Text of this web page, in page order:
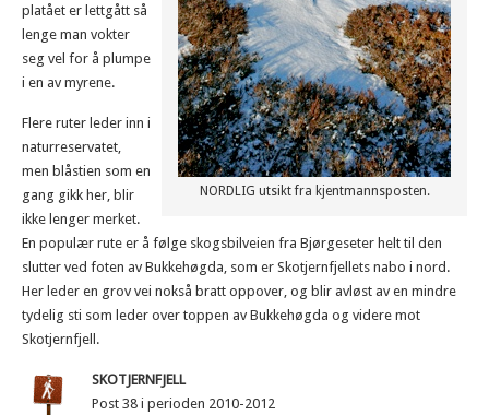
NORDLIG utsikt fra kjentmannsposten.
platået er lettgått så
lenge man vokter
seg vel for å plumpe
i en av myrene.
Flere ruter leder inn i
naturreservatet,
men blåstien som en
gang gikk her, blir
ikke lenger merket.
En populær rute er å følge skogsbilveien fra Bjørgeseter helt til den
slutter ved foten av Bukkehøgda, som er Skotjernfjellets nabo i nord.
Her leder en grov vei nokså bratt oppover, og blir avløst av en mindre
tydelig sti som leder over toppen av Bukkehøgda og videre mot
Skotjernfjell.
SKOTJERNFJELL
Post 38 i perioden 2010-2012